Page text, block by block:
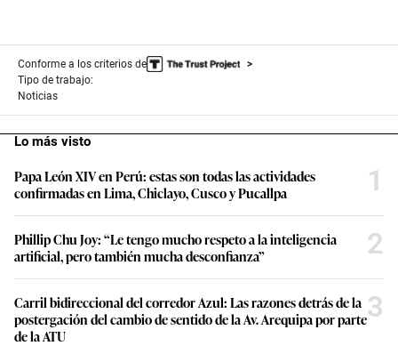
Conforme a los criterios de
Tipo de trabajo:
Noticias
Lo más visto
Papa León XIV en Perú: estas son todas las actividades
confirmadas en Lima, Chiclayo, Cusco y Pucallpa
1
Phillip Chu Joy: “Le tengo mucho respeto a la inteligencia
artificial, pero también mucha desconfianza”
2
Carril bidireccional del corredor Azul: Las razones detrás de la
postergación del cambio de sentido de la Av. Arequipa por parte
de la ATU
3